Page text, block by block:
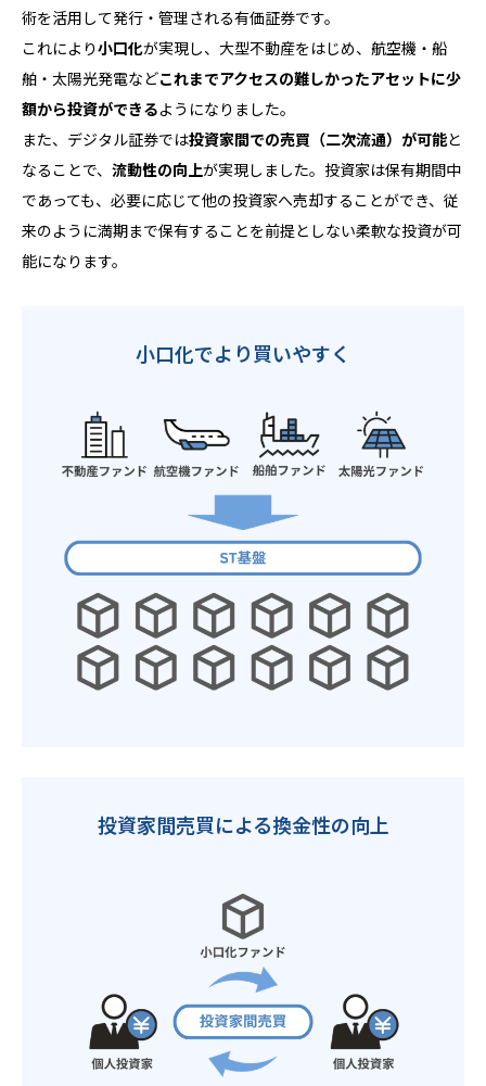
術を活用して発行・管理される有価証券です。
これにより小口化が実現し、大型不動産をはじめ、航空機・船
舶・太陽光発電などこれまでアクセスの難しかったアセットに少
額から投資ができるようになりました。
また、デジタル証券では投資家間での売買（二次流通）が可能と
なることで、 流動性の向上が実現しました。投資家は保有期間中
であっても、必要に応じて他の投資家へ売却することができ、従
来のように満期まで保有することを前提としない柔軟な投資が可
能になります。
小口化でより買いやすく
投資家間売買による換金性の向上